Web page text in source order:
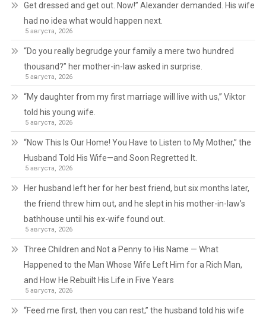
Get dressed and get out. Now!” Alexander demanded. His wife
had no idea what would happen next.
5 августа, 2026
“Do you really begrudge your family a mere two hundred
thousand?” her mother-in-law asked in surprise.
5 августа, 2026
“My daughter from my first marriage will live with us,” Viktor
told his young wife.
5 августа, 2026
“Now This Is Our Home! You Have to Listen to My Mother,” the
Husband Told His Wife—and Soon Regretted It.
5 августа, 2026
Her husband left her for her best friend, but six months later,
the friend threw him out, and he slept in his mother-in-law’s
bathhouse until his ex-wife found out.
5 августа, 2026
Three Children and Not a Penny to His Name — What
Happened to the Man Whose Wife Left Him for a Rich Man,
and How He Rebuilt His Life in Five Years
5 августа, 2026
“Feed me first, then you can rest,” the husband told his wife